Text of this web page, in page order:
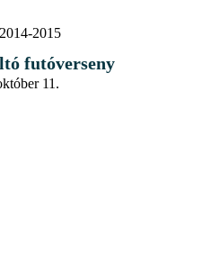
2014-2015
futóverseny
11.